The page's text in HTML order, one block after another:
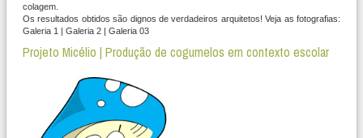
colagem.
Os resultados obtidos são dignos de verdadeiros arquitetos! Veja as fotografias:
Galeria 1 | Galeria 2 | Galeria 03
Projeto Micélio | Produção de cogumelos em contexto escolar